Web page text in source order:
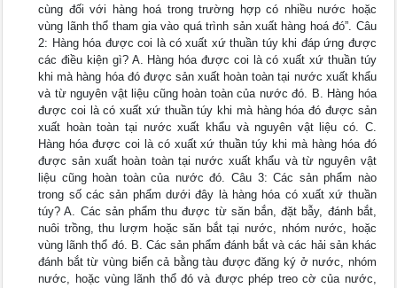
cùng đối với hàng hoá trong trường hợp có nhiều nước hoặc
vùng lãnh thổ tham gia vào quá trình sản xuất hàng hoá đó”. Câu
2: Hàng hóa được coi là có xuất xứ thuần túy khi đáp ứng được
các điều kiện gì? A. Hàng hóa được coi là có xuất xứ thuần túy
khi mà hàng hóa đó được sản xuất hoàn toàn tại nước xuất khẩu
và từ nguyên vật liệu cũng hoàn toàn của nước đó. B. Hàng hóa
được coi là có xuất xứ thuần túy khi mà hàng hóa đó được sản
xuất hoàn toàn tại nước xuất khẩu và nguyên vật liệu có. C.
Hàng hóa được coi là có xuất xứ thuần túy khi mà hàng hóa đó
được sản xuất hoàn toàn tại nước xuất khẩu và từ nguyên vật
liệu cũng hoàn toàn của nước đó. Câu 3: Các sản phẩm nào
trong số các sản phẩm dưới đây là hàng hóa có xuất xứ thuần
túy? A. Các sản phẩm thu được từ săn bắn, đặt bẫy, đánh bắt,
nuôi trồng, thu lượm hoặc săn bắt tại nước, nhóm nước, hoặc
vùng lãnh thổ đó. B. Các sản phẩm đánh bắt và các hải sản khác
đánh bắt từ vùng biển cả bằng tàu được đăng ký ở nước, nhóm
nước, hoặc vùng lãnh thổ đó và được phép treo cờ của nước,